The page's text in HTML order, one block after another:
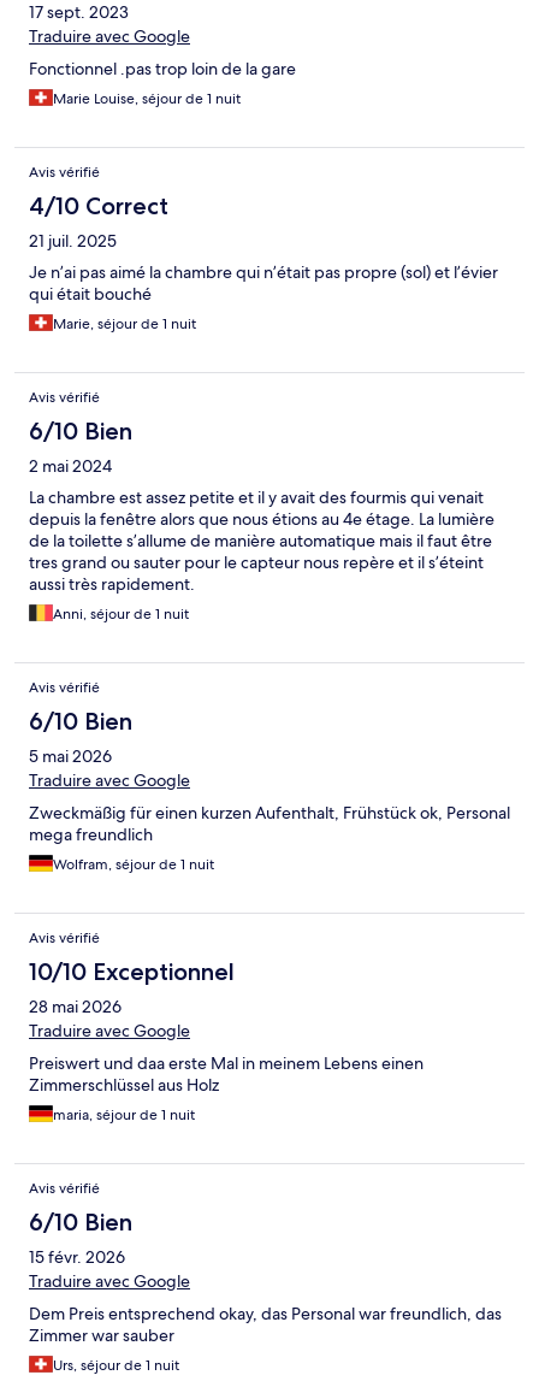
17 sept. 2023
Traduire avec Google
Fonctionnel .pas trop loin de la gare
Marie Louise, séjour de 1 nuit
Avis vérifié
4/10 Correct
21 juil. 2025
Je n’ai pas aimé la chambre qui n’était pas propre (sol) et l’évier
qui était bouché
Marie, séjour de 1 nuit
Avis vérifié
6/10 Bien
2 mai 2024
La chambre est assez petite et il y avait des fourmis qui venait
depuis la fenêtre alors que nous étions au 4e étage. La lumière
de la toilette s’allume de manière automatique mais il faut être
tres grand ou sauter pour le capteur nous repère et il s’éteint
aussi très rapidement.
Anni, séjour de 1 nuit
Avis vérifié
6/10 Bien
5 mai 2026
Traduire avec Google
Zweckmäßig für einen kurzen Aufenthalt, Frühstück ok, Personal
mega freundlich
Wolfram, séjour de 1 nuit
Avis vérifié
10/10 Exceptionnel
28 mai 2026
Traduire avec Google
Preiswert und daa erste Mal in meinem Lebens einen
Zimmerschlüssel aus Holz
maria, séjour de 1 nuit
Avis vérifié
6/10 Bien
15 févr. 2026
Traduire avec Google
Dem Preis entsprechend okay, das Personal war freundlich, das
Zimmer war sauber
Urs, séjour de 1 nuit